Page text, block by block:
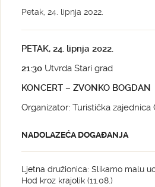
Petak, 24. lipnja 2022.
PETAK, 24. lipnja 2022.
21:30 Utvrda Stari grad
KONCERT – ZVONKO BOGDAN
Organizator: Turistička
NADOLAZEĆA DOGAĐANJA
Ljetna družionica: Slikamo malu
Hod kroz krajolik (11.08.)